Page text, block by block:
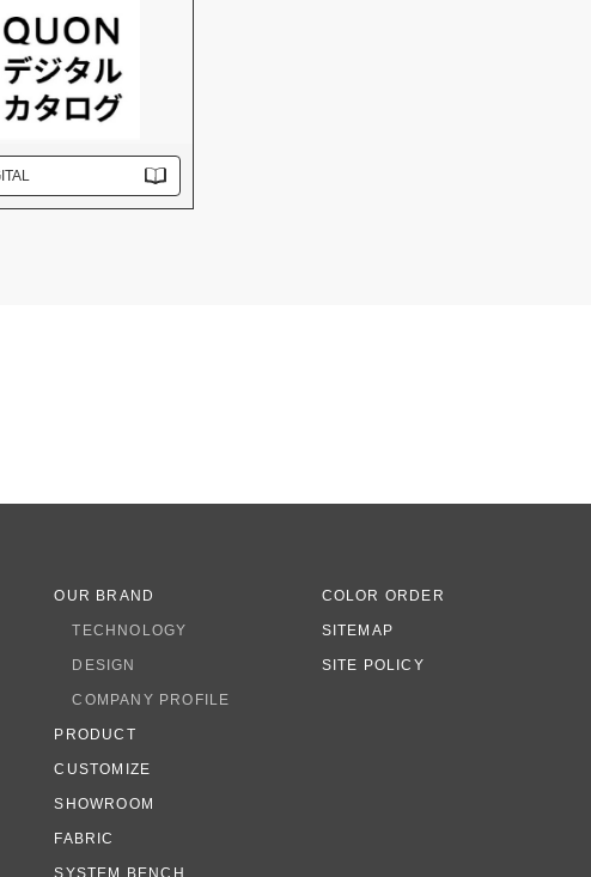
OUR BRAND
TECHNOLOGY
DESIGN
COMPANY PROFILE
PRODUCT
CUSTOMIZE
SHOWROOM
FABRIC
SYSTEM BENCH
COLOR ORDER
SITEMAP
SITE POLICY